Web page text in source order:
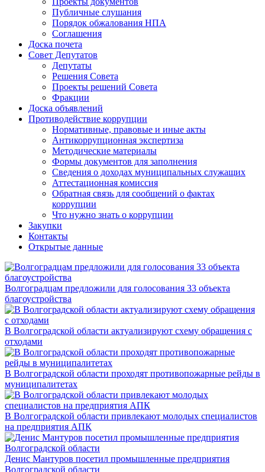
Публичные слушания
Порядок обжалования НПА
Соглашения
Доска почета
Совет Депутатов
Депутаты
Решения Совета
Проекты решений Совета
Фракции
Доска объявлений
Противодействие коррупции
Нормативные, правовые и иные акты
Антикоррупционная экспертиза
Методические материалы
Формы документов для заполнения
Сведения о доходах муниципальных служащих
Аттестационная комиссия
Обратная связь для сообщений о фактах
коррупции
Что нужно знать о коррупции
Закупки
Контакты
Открытые данные
Волгоградцам предложили для голосования 33 объекта
благоустройства
В Волгоградской области актуализируют схему обращения с
отходами
В Волгоградской области проходят противопожарные рейды в
муниципалитетах
В Волгоградской области привлекают молодых специалистов
на предприятия АПК
Денис Мантуров посетил промышленные предприятия
Волгоградской области